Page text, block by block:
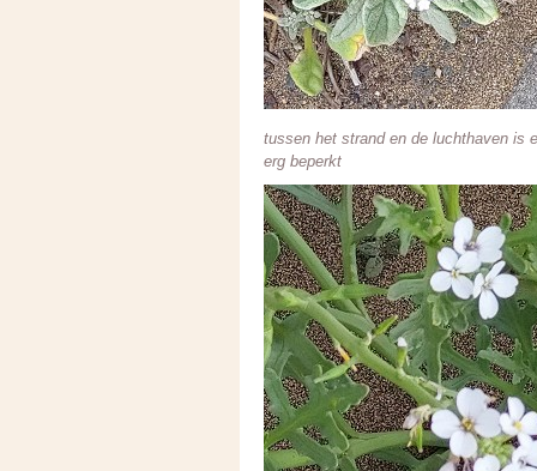
tussen het strand en de luchthaven is
erg beperkt